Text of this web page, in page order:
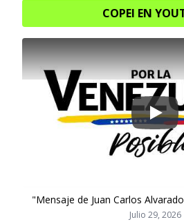
COPEI EN
Play
"Mensaje de Juan Carlos
Julio 29, 2026